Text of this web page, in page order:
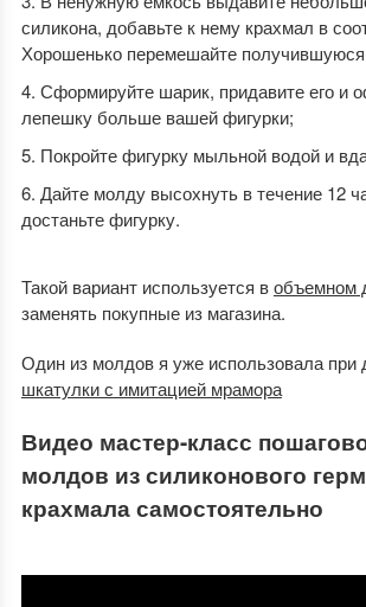
силикона, добавьте к нему крахмал в
Хорошенько перемешайте
Сформируйте шарик, придавите его и
лепешку больше вашей фигурки;
Покройте фигурку мыльной водой и
Дайте молду высохнуть в течение 12
достаньте фигурку.
Такой вариант используется вобъемном
заменять покупные из магазина.
Один из молдов я уже использовала при
шкатулки с имитацией мрамора
Видео мастер-класс
молдов из силиконового
крахмала самостоятельно